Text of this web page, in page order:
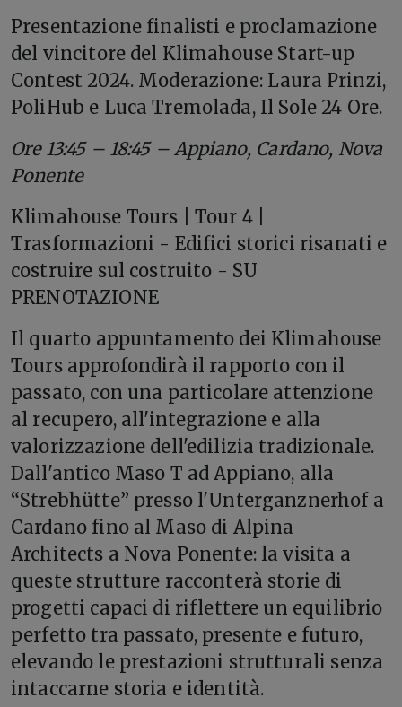
Presentazione finalisti e proclamazione
del vincitore del Klimahouse Start-up
Contest 2024. Moderazione: Laura Prinzi,
PoliHub e Luca Tremolada, Il Sole 24 Ore.
Ore 13:45 – 18:45 – Appiano, Cardano, Nova
Ponente
Klimahouse Tours | Tour 4 |
Trasformazioni - Edifici storici risanati e
costruire sul costruito - SU
PRENOTAZIONE
Il quarto appuntamento dei Klimahouse
Tours approfondirà il rapporto con il
passato, con una particolare attenzione
al recupero, all'integrazione e alla
valorizzazione dell'edilizia tradizionale.
Dall'antico Maso T ad Appiano, alla
“Strebhütte” presso l'Unterganznerhof a
Cardano fino al Maso di Alpina
Architects a Nova Ponente: la visita a
queste strutture racconterà storie di
progetti capaci di riflettere un equilibrio
perfetto tra passato, presente e futuro,
elevando le prestazioni strutturali senza
intaccarne storia e identità.